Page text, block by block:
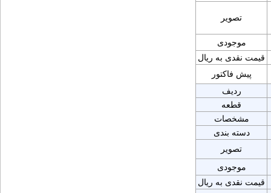
تصویر
موجودی
قیمت نقدی به ریال
پیش فاکتور
ردیف
قطعه
مشخصات
دسته بندی
تصویر
موجودی
قیمت نقدی به ریال